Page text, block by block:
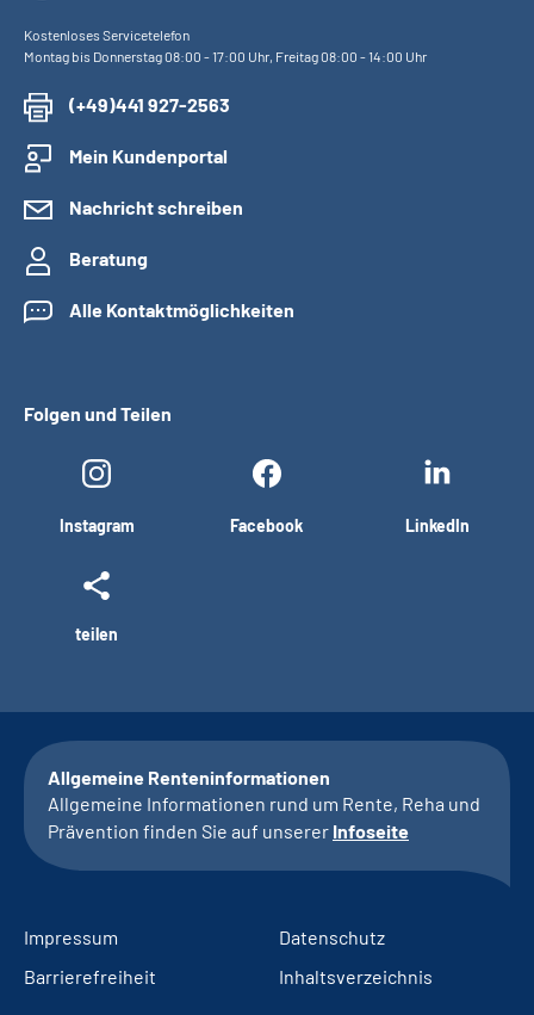
Kostenloses Servicetelefon
Montag bis Donnerstag 08:00 - 17:00 Uhr, Freitag 08:00 - 14:00 Uhr
(+49)441 927-2563
Mein Kundenportal
Nachricht schreiben
Beratung
Alle Kontaktmöglichkeiten
Folgen und Teilen
Instagram Facebook LinkedIn
teilen
Allgemeine Renteninformationen
Allgemeine Informationen rund um Rente, Reha und
Prävention finden Sie auf unserer Infoseite
Impressum
Datenschutz
Barrierefreiheit
Inhaltsverzeichnis